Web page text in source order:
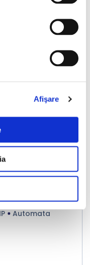
Afişare
Vândută
Automata